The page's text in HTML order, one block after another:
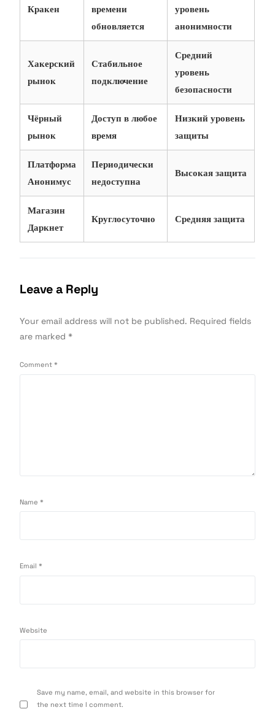
Кракен
времени
обновляется
уровень
анонимности
Хакерский
рынок
Стабильное
подключение
Средний
уровень
безопасности
Чёрный
рынок
Доступ в любое
время
Низкий уровень
защиты
Платформа
Анонимус
Периодически
недоступна
Высокая защита
Магазин
Даркнет
Круглосуточно Средняя защита
Leave a Reply
Your email address will not be published. Required fields
are marked*
Comment*
Name*
Email*
Website
Save my name, email, and website in this browser for
the next time I comment.